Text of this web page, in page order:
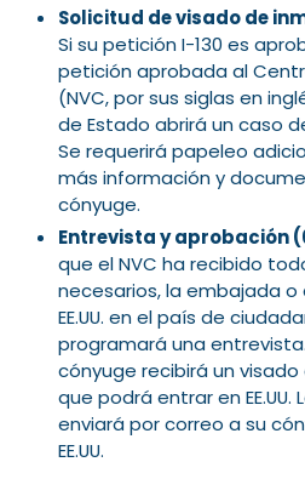
Solicitud de visado de
Si su petición I-130 es
petición aprobada al
(NVC, por sus siglas en
de Estado abrirá un caso
Se requerirá papeleo
más información y
cónyuge.
Entrevista y aprobación
que el NVC ha recibido
necesarios, la embajada o
EE.UU. en el país de
programará una
cónyuge recibirá un
que podrá entrar en
enviará por correo a su
EE.UU.